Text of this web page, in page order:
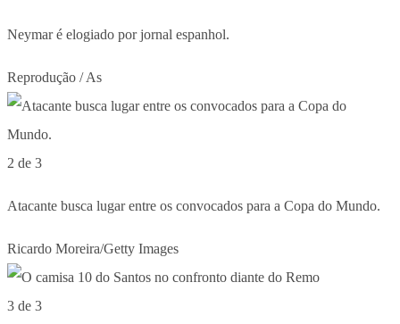
Neymar é elogiado por jornal espanhol.
Reprodução / As
2 de 3
Atacante busca lugar entre os convocados para a Copa do Mundo.
Ricardo Moreira/Getty Images
3 de 3